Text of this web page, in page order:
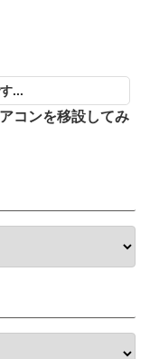
...
コンを移設してみ